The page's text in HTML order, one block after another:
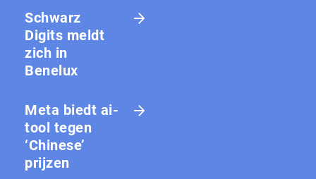
Schwarz
Digits meldt
zich in
Benelux
Meta biedt ai-
tool tegen
‘Chinese’
prijzen